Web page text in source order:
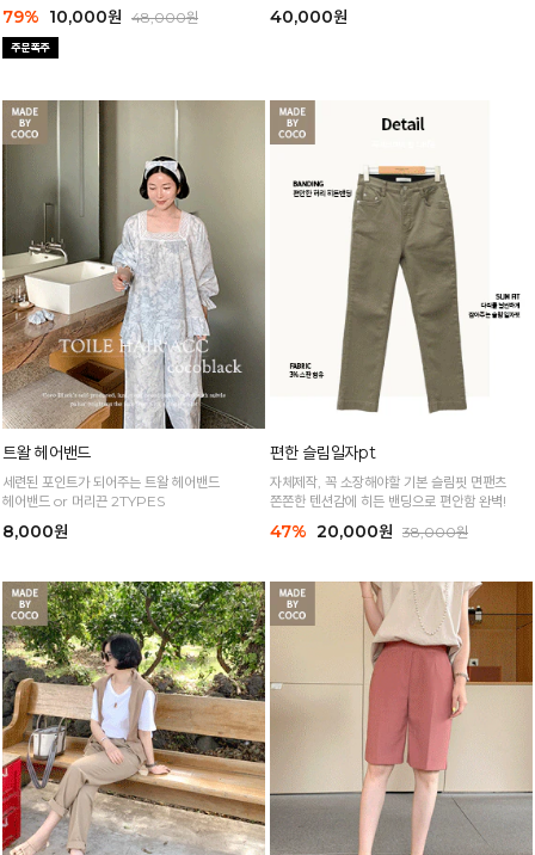
79% 10,000원 48,000원 40,000원
트왈 헤어밴드
세련된 포인트가 되어주는 트왈 헤어밴드
헤어밴드 or 머리끈 2TYPES
8,000원
편한 슬림일자pt
자체제작, 꼭 소장해야할 기본 슬림핏 면팬츠
쫀쫀한 텐션감에 히든 밴딩으로 편안함 완벽!
47% 20,000원 38,000원